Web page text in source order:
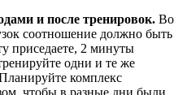
и после тренировок. Во
соотношение должно быть
приседаете, 2 минуты
одни и те же
комплекс